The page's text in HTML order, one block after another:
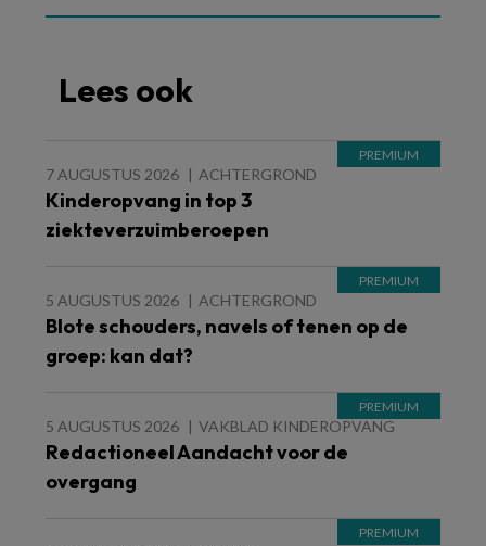
Lees ook
7 AUGUSTUS 2026 ACHTERGROND
Kinderopvang in top 3
ziekteverzuimberoepen
5 AUGUSTUS 2026 ACHTERGROND
Blote schouders, navels of tenen op de
groep: kan dat?
5 AUGUSTUS 2026 VAKBLAD KINDEROPVANG
Redactioneel Aandacht voor de
overgang